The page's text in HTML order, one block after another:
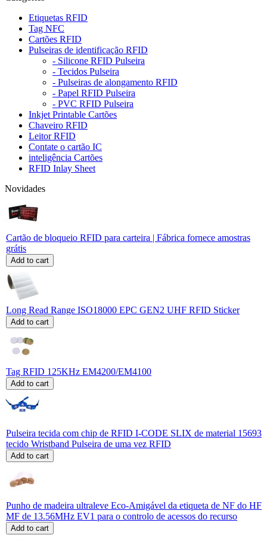
Etiquetas RFID
Tag NFC
Cartões RFID
Pulseiras de identificação RFID
- Silicone RFID Pulseira
- Tecidos Pulseira
- Pulseiras de alongamento RFID
- Papel RFID Pulseira
- PVC RFID Pulseira
Inkjet Printable Cartões
Chaveiro RFID
Leitor RFID
Contate o cartão IC
inteligência Cartões
RFID Inlay Sheet
Novidades
Cartão de bloqueio RFID para carteira | Fábrica fornece amostras
grátis
Add to cart
Long Read Range ISO18000 EPC GEN2 UHF RFID Sticker
Add to cart
Tag RFID 125KHz EM4200/EM4100
Add to cart
Pulseira tecida com chip de RFID I-CODE SLIX de material 15693
tecido Wristband Pulseira de uma vez RFID
Add to cart
Punho de madeira ultraleve Eco-Amigável da etiqueta de NF do HF
MF de 13.56MHz EV1 para o controlo de acessos do recurso
Add to cart